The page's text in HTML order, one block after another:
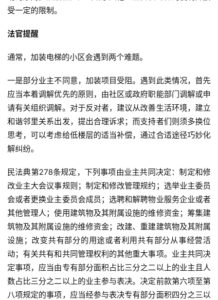
受一定的限制。
法官提醒
通常，加装电梯的小区会遇到两个难题。
一是部分业主不同意，加装项目受阻。遇到此类情况，首先
应当本着调解优先的原则，由社区或政府职能部门调解或申
请有关组织调解。对于反对者，建议从改善生活环境，建立
和谐邻里关系出发，提出合理诉求；而支持者们则须多换位
思考，可以考虑给低楼层的适当补偿，通过合适途径巧妙化
解纠纷。
民法典第278条规定，下列事项由业主共同决定：制定和修
改业主大会议事规则；制定和修改管理规约；选举业主委员
会或者更换业主委员会成员；选聘和解聘物业服务企业或者
其他管理人；使用建筑物及其附属设施的维修资金；筹集建
筑物及其附属设施的维修资金；改建、重建建筑物及其附属
设施；改变共有部分的用途或者利用共有部分从事经营活
动；有关共有和共同管理权利的其他重大事项。业主共同决
定事项，应当由专有部分面积占比三分之二以上的业主且人
数占比三分之二以上的业主参与表决。决定前款第六项至第
八项规定的事项，应当经参与表决专有部分面积四分之三以